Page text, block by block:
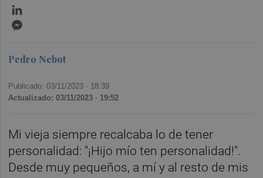
Pedro Nebot
Publicado: 03/11/2023 · 18:39
Actualizado: 03/11/2023 · 19:52
Mi vieja siempre recalcaba lo de tener
personalidad: "¡Hijo mío ten personalidad!".
Desde muy pequeños, a mí y al resto de mis